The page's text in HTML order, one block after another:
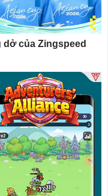
dở của Zingspeed